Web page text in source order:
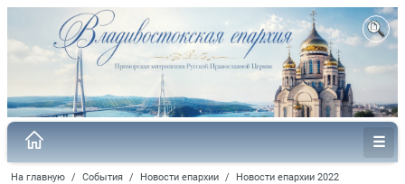
На главную / События / Новости епархии / Новости епархии 2022